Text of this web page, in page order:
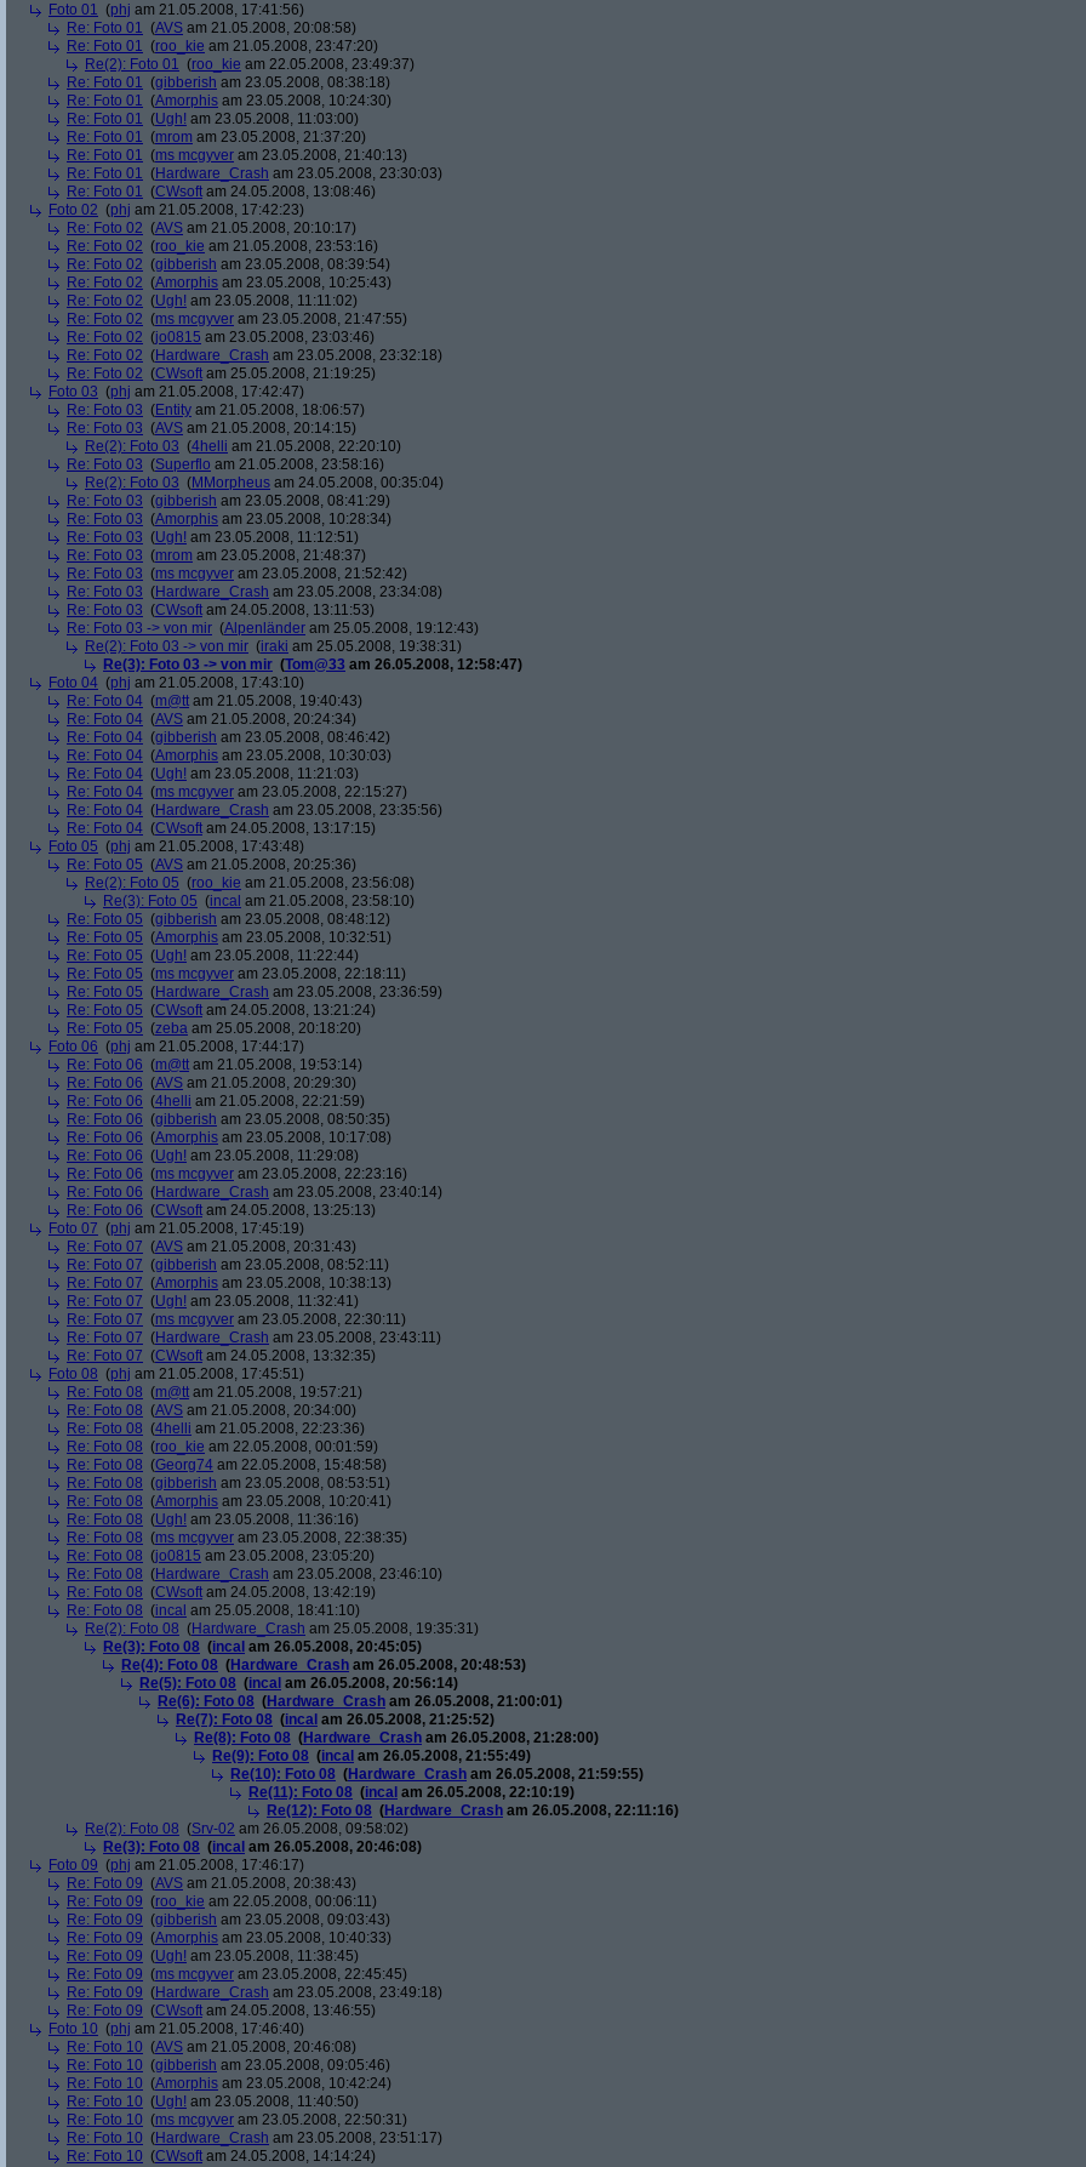
Foto 01 (phj am 21.05.2008, 17:41:56)
Re: Foto 01 (AVS am 21.05.2008, 20:08:58)
Re: Foto 01 (roo_kie am 21.05.2008, 23:47:20)
Re(2): Foto 01 (roo_kie am 22.05.2008, 23:49:37)
Re: Foto 01 (gibberish am 23.05.2008, 08:38:18)
Re: Foto 01 (Amorphis am 23.05.2008, 10:24:30)
Re: Foto 01 (Ugh! am 23.05.2008, 11:03:00)
Re: Foto 01 (mrom am 23.05.2008, 21:37:20)
Re: Foto 01 (ms mcgyver am 23.05.2008, 21:40:13)
Re: Foto 01 (Hardware_Crash am 23.05.2008, 23:30:03)
Re: Foto 01 (CWsoft am 24.05.2008, 13:08:46)
Foto 02 (phj am 21.05.2008, 17:42:23)
Re: Foto 02 (AVS am 21.05.2008, 20:10:17)
Re: Foto 02 (roo_kie am 21.05.2008, 23:53:16)
Re: Foto 02 (gibberish am 23.05.2008, 08:39:54)
Re: Foto 02 (Amorphis am 23.05.2008, 10:25:43)
Re: Foto 02 (Ugh! am 23.05.2008, 11:11:02)
Re: Foto 02 (ms mcgyver am 23.05.2008, 21:47:55)
Re: Foto 02 (jo0815 am 23.05.2008, 23:03:46)
Re: Foto 02 (Hardware_Crash am 23.05.2008, 23:32:18)
Re: Foto 02 (CWsoft am 25.05.2008, 21:19:25)
Foto 03 (phj am 21.05.2008, 17:42:47)
Re: Foto 03 (Entity am 21.05.2008, 18:06:57)
Re: Foto 03 (AVS am 21.05.2008, 20:14:15)
Re(2): Foto 03 (4helli am 21.05.2008, 22:20:10)
Re: Foto 03 (Superflo am 21.05.2008, 23:58:16)
Re(2): Foto 03 (MMorpheus am 24.05.2008, 00:35:04)
Re: Foto 03 (gibberish am 23.05.2008, 08:41:29)
Re: Foto 03 (Amorphis am 23.05.2008, 10:28:34)
Re: Foto 03 (Ugh! am 23.05.2008, 11:12:51)
Re: Foto 03 (mrom am 23.05.2008, 21:48:37)
Re: Foto 03 (ms mcgyver am 23.05.2008, 21:52:42)
Re: Foto 03 (Hardware_Crash am 23.05.2008, 23:34:08)
Re: Foto 03 (CWsoft am 24.05.2008, 13:11:53)
Re: Foto 03 -> von mir (Alpenländer am 25.05.2008, 19:12:43)
Re(2): Foto 03 -> von mir (iraki am 25.05.2008, 19:38:31)
Re(3): Foto 03 -> von mir (Tom@33 am 26.05.2008, 12:58:47)
Foto 04 (phj am 21.05.2008, 17:43:10)
Re: Foto 04 (m@tt am 21.05.2008, 19:40:43)
Re: Foto 04 (AVS am 21.05.2008, 20:24:34)
Re: Foto 04 (gibberish am 23.05.2008, 08:46:42)
Re: Foto 04 (Amorphis am 23.05.2008, 10:30:03)
Re: Foto 04 (Ugh! am 23.05.2008, 11:21:03)
Re: Foto 04 (ms mcgyver am 23.05.2008, 22:15:27)
Re: Foto 04 (Hardware_Crash am 23.05.2008, 23:35:56)
Re: Foto 04 (CWsoft am 24.05.2008, 13:17:15)
Foto 05 (phj am 21.05.2008, 17:43:48)
Re: Foto 05 (AVS am 21.05.2008, 20:25:36)
Re(2): Foto 05 (roo_kie am 21.05.2008, 23:56:08)
Re(3): Foto 05 (incal am 21.05.2008, 23:58:10)
Re: Foto 05 (gibberish am 23.05.2008, 08:48:12)
Re: Foto 05 (Amorphis am 23.05.2008, 10:32:51)
Re: Foto 05 (Ugh! am 23.05.2008, 11:22:44)
Re: Foto 05 (ms mcgyver am 23.05.2008, 22:18:11)
Re: Foto 05 (Hardware_Crash am 23.05.2008, 23:36:59)
Re: Foto 05 (CWsoft am 24.05.2008, 13:21:24)
Re: Foto 05 (zeba am 25.05.2008, 20:18:20)
Foto 06 (phj am 21.05.2008, 17:44:17)
Re: Foto 06 (m@tt am 21.05.2008, 19:53:14)
Re: Foto 06 (AVS am 21.05.2008, 20:29:30)
Re: Foto 06 (4helli am 21.05.2008, 22:21:59)
Re: Foto 06 (gibberish am 23.05.2008, 08:50:35)
Re: Foto 06 (Amorphis am 23.05.2008, 10:17:08)
Re: Foto 06 (Ugh! am 23.05.2008, 11:29:08)
Re: Foto 06 (ms mcgyver am 23.05.2008, 22:23:16)
Re: Foto 06 (Hardware_Crash am 23.05.2008, 23:40:14)
Re: Foto 06 (CWsoft am 24.05.2008, 13:25:13)
Foto 07 (phj am 21.05.2008, 17:45:19)
Re: Foto 07 (AVS am 21.05.2008, 20:31:43)
Re: Foto 07 (gibberish am 23.05.2008, 08:52:11)
Re: Foto 07 (Amorphis am 23.05.2008, 10:38:13)
Re: Foto 07 (Ugh! am 23.05.2008, 11:32:41)
Re: Foto 07 (ms mcgyver am 23.05.2008, 22:30:11)
Re: Foto 07 (Hardware_Crash am 23.05.2008, 23:43:11)
Re: Foto 07 (CWsoft am 24.05.2008, 13:32:35)
Foto 08 (phj am 21.05.2008, 17:45:51)
Re: Foto 08 (m@tt am 21.05.2008, 19:57:21)
Re: Foto 08 (AVS am 21.05.2008, 20:34:00)
Re: Foto 08 (4helli am 21.05.2008, 22:23:36)
Re: Foto 08 (roo_kie am 22.05.2008, 00:01:59)
Re: Foto 08 (Georg74 am 22.05.2008, 15:48:58)
Re: Foto 08 (gibberish am 23.05.2008, 08:53:51)
Re: Foto 08 (Amorphis am 23.05.2008, 10:20:41)
Re: Foto 08 (Ugh! am 23.05.2008, 11:36:16)
Re: Foto 08 (ms mcgyver am 23.05.2008, 22:38:35)
Re: Foto 08 (jo0815 am 23.05.2008, 23:05:20)
Re: Foto 08 (Hardware_Crash am 23.05.2008, 23:46:10)
Re: Foto 08 (CWsoft am 24.05.2008, 13:42:19)
Re: Foto 08 (incal am 25.05.2008, 18:41:10)
Re(2): Foto 08 (Hardware_Crash am 25.05.2008, 19:35:31)
Re(3): Foto 08 (incal am 26.05.2008, 20:45:05)
Re(4): Foto 08 (Hardware_Crash am 26.05.2008, 20:48:53)
Re(5): Foto 08 (incal am 26.05.2008, 20:56:14)
Re(6): Foto 08 (Hardware_Crash am 26.05.2008, 21:00:01)
Re(7): Foto 08 (incal am 26.05.2008, 21:25:52)
Re(8): Foto 08 (Hardware_Crash am 26.05.2008, 21:28:00)
Re(9): Foto 08 (incal am 26.05.2008, 21:55:49)
Re(10): Foto 08 (Hardware_Crash am 26.05.2008, 21:59:55)
Re(11): Foto 08 (incal am 26.05.2008, 22:10:19)
Re(12): Foto 08 (Hardware_Crash am 26.05.2008, 22:11:16)
Re(2): Foto 08 (Srv-02 am 26.05.2008, 09:58:02)
Re(3): Foto 08 (incal am 26.05.2008, 20:46:08)
Foto 09 (phj am 21.05.2008, 17:46:17)
Re: Foto 09 (AVS am 21.05.2008, 20:38:43)
Re: Foto 09 (roo_kie am 22.05.2008, 00:06:11)
Re: Foto 09 (gibberish am 23.05.2008, 09:03:43)
Re: Foto 09 (Amorphis am 23.05.2008, 10:40:33)
Re: Foto 09 (Ugh! am 23.05.2008, 11:38:45)
Re: Foto 09 (ms mcgyver am 23.05.2008, 22:45:45)
Re: Foto 09 (Hardware_Crash am 23.05.2008, 23:49:18)
Re: Foto 09 (CWsoft am 24.05.2008, 13:46:55)
Foto 10 (phj am 21.05.2008, 17:46:40)
Re: Foto 10 (AVS am 21.05.2008, 20:46:08)
Re: Foto 10 (gibberish am 23.05.2008, 09:05:46)
Re: Foto 10 (Amorphis am 23.05.2008, 10:42:24)
Re: Foto 10 (Ugh! am 23.05.2008, 11:40:50)
Re: Foto 10 (ms mcgyver am 23.05.2008, 22:50:31)
Re: Foto 10 (Hardware_Crash am 23.05.2008, 23:51:17)
Re: Foto 10 (CWsoft am 24.05.2008, 14:14:24)